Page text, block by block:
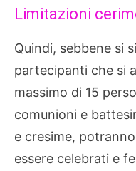
Limitazioni
Quindi, sebbene si
partecipanti che si
massimo di 15
comunioni e
e cresime,
essere celebrati e